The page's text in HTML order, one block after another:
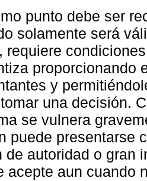
punto debe ser
solamente será
requiere
proporcionando
y
una decisión.
se vulnera
puede presentarse
de autoridad o gran
acepte aun cuando